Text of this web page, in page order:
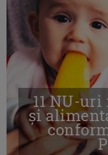
11 NU-
și